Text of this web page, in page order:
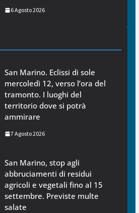
6 Agosto 2026
San Marino. Eclissi di sole
mercoledì 12, verso l’ora del
tramonto. I luoghi del
territorio dove si potrà
ammirare
7 Agosto 2026
San Marino, stop agli
abbruciamenti di residui
agricoli e vegetali fino al 15
settembre. Previste multe
salate